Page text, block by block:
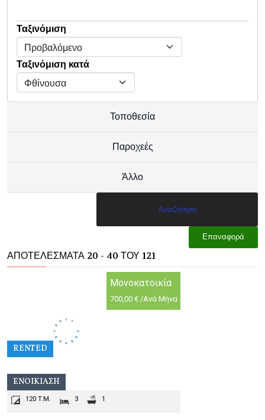
Ταξινόμιση
Ταξινόμιση κατά
Τοποθεσία
Παροχεές
Άλλο
Επαναφορά
ΑΠΟΤΕΛΈΣΜΑΤΑ 20 - 40 ΤΟΥ 121
RENTED
ΕΝΟΙΚΊΑΣΗ
Μονοκατοικία
700,00 € /Ανά Μήνα
120 T.M. 3 1